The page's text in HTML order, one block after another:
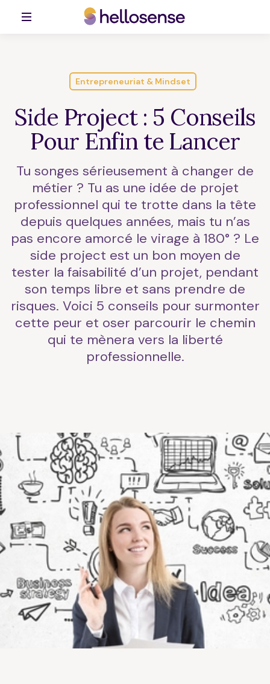
Entrepreneuriat & Mindset
Side Project : 5 Conseils
Pour Enfin te Lancer
Tu songes sérieusement à changer de
métier ? Tu as une idée de projet
professionnel qui te trotte dans la tête
depuis quelques années, mais tu n’as
pas encore amorcé le virage à 180° ? Le
side project est un bon moyen de
tester la faisabilité d’un projet, pendant
son temps libre et sans prendre de
risques. Voici 5 conseils pour surmonter
cette peur et oser parcourir le chemin
qui te mènera vers la liberté
professionnelle.